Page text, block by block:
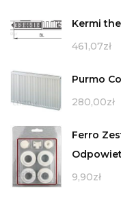
Kermi
461,07zł
Purmo
280,00zł
Ferro
9,90zł